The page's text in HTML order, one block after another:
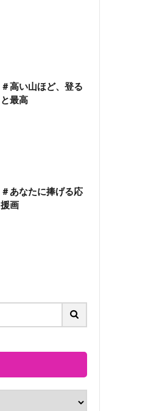
＃高い山ほど、登る
と最高
＃あなたに捧げる応
援画